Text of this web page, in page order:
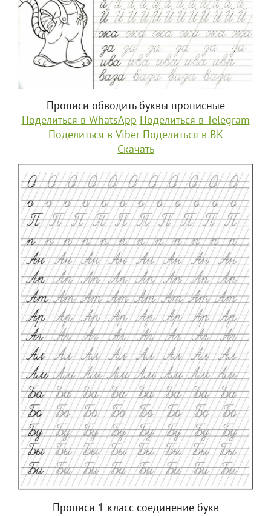
Прописи обводить буквы прописные
Поделиться в WhatsApp Поделиться в Telegram
Поделиться в Viber Поделиться в ВК
Скачать
Прописи 1 класс соединение букв